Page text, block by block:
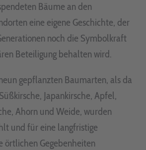
Bäume an den
eine eigene Geschichte, der
noch die Symbolkraft
Beteiligung behalten wird.
gepflanzten Baumarten, als da
Japankirsche, Apfel,
Ahorn und Weide, wurden
und für eine langfristige
örtlichen Gegebenheiten